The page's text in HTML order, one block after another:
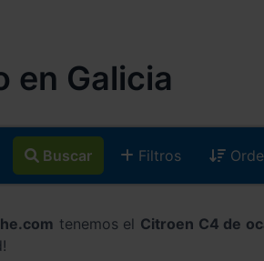
en Galicia
Buscar Filtros
tenemos el Citroen C4 de